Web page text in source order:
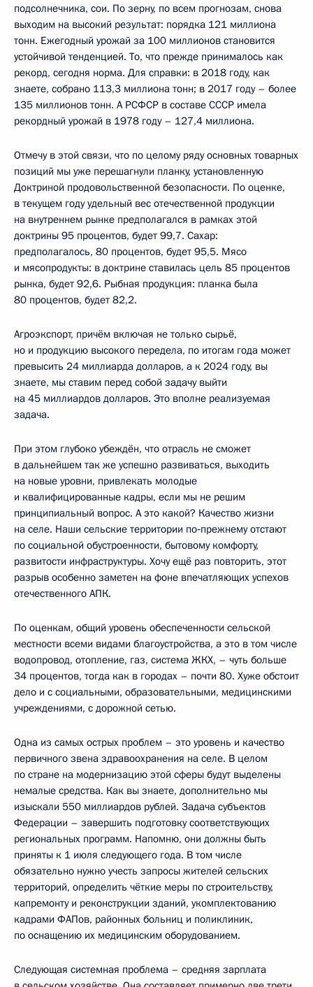
подсолнечника, сои. По зерну, по всем прогнозам, снова
выходим на высокий результат: порядка 121 миллиона
тонн. Ежегодный урожай за 100 миллионов становится
устойчивой тенденцией. То, что прежде принималось как
рекорд, сегодня норма. Для справки: в 2018 году, как
знаете, собрано 113,3 миллиона тонн; в 2017 году – более
135 миллионов тонн. А РСФСР в составе СССР имела
рекордный урожай в 1978 году – 127,4 миллиона.
Отмечу в этой связи, что по целому ряду основных товарных
позиций мы уже перешагнули планку, установленную
Доктриной продовольственной безопасности. По оценке,
в текущем году удельный вес отечественной продукции
на внутреннем рынке предполагался в рамках этой
доктрины 95 процентов, будет 99,7. Сахар:
предполагалось, 80 процентов, будет 95,5. Мясо
и мясопродукты: в доктрине ставилась цель 85 процентов
рынка, будет 92,6. Рыбная продукция: планка была
80 процентов, будет 82,2.
Агроэкспорт, причём включая не только сырьё,
но и продукцию высокого передела, по итогам года может
превысить 24 миллиарда долларов, а к 2024 году, вы
знаете, мы ставим перед собой задачу выйти
на 45 миллиардов долларов. Это вполне реализуемая
задача.
При этом глубоко убеждён, что отрасль не сможет
в дальнейшем так же успешно развиваться, выходить
на новые уровни, привлекать молодые
и квалифицированные кадры, если мы не решим
принципиальный вопрос. А это какой? Качество жизни
на селе. Наши сельские территории по‑прежнему отстают
по социальной обустроенности, бытовому комфорту,
развитости инфраструктуры. Хочу ещё раз повторить, этот
разрыв особенно заметен на фоне впечатляющих успехов
отечественного АПК.
По оценкам, общий уровень обеспеченности сельской
местности всеми видами благоустройства, а это в том числе
водопровод, отопление, газ, система ЖКХ, – чуть больше
34 процентов, тогда как в городах – почти 80. Хуже обстоит
дело и с социальными, образовательными, медицинскими
учреждениями, с дорожной сетью.
Одна из самых острых проблем – это уровень и качество
первичного звена здравоохранения на селе. В целом
по стране на модернизацию этой сферы будут выделены
немалые средства. Как вы знаете, дополнительно мы
изыскали 550 миллиардов рублей. Задача субъектов
Федерации – завершить подготовку соответствующих
региональных программ. Напомню, они должны быть
приняты к 1 июля следующего года. В том числе
обязательно нужно учесть запросы жителей сельских
территорий, определить чёткие меры по строительству,
капремонту и реконструкции зданий, укомплектованию
кадрами ФАПов, районных больниц и поликлиник,
по оснащению их медицинским оборудованием.
Следующая системная проблема – средняя зарплата